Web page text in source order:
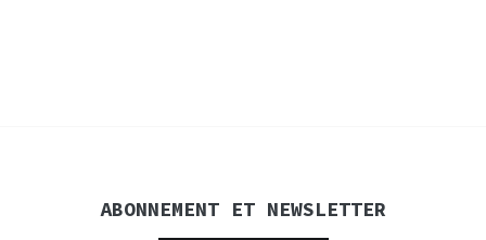
ABONNEMENT ET NEWSLETTER